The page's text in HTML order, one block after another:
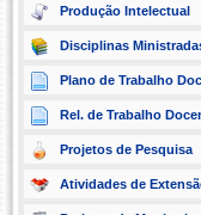
Produção Intelectual
Disciplinas
Plano de Trabalho
Rel. de Trabalho
Projetos de Pesquisa
Atividades de